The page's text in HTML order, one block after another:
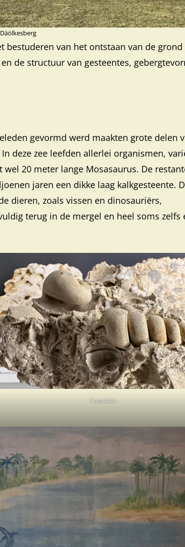
van het ontstaan van de grond
de structuur van gesteentes,
gevormd werd maakten grote delen
deze zee leefden allerlei organismen,
20 meter lange Mosasaurus. De
jaren een dikke laag kalkgesteente.
dieren, zoals vissen en dinosauriërs,
terug in de mergel en heel soms zelfs
Fossielen